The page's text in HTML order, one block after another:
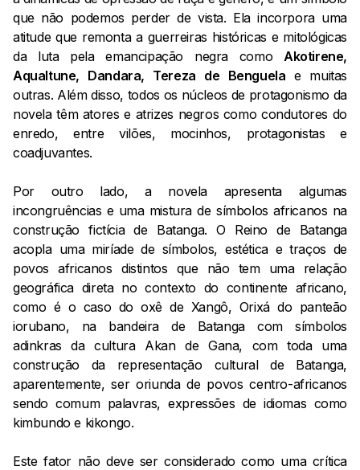
que não podemos perder de vista. Ela incorpora uma
atitude que remonta a guerreiras históricas e mitológicas
da luta pela emancipação negra como Akotirene,
Aqualtune, Dandara, Tereza de Benguela e muitas
outras. Além disso, todos os núcleos de protagonismo da
novela têm atores e atrizes negros como condutores do
enredo, entre vilões, mocinhos, protagonistas e
coadjuvantes.
Por outro lado, a novela apresenta algumas
incongruências e uma mistura de símbolos africanos na
construção fictícia de Batanga. O Reino de Batanga
acopla uma miríade de símbolos, estética e traços de
povos africanos distintos que não tem uma relação
geográfica direta no contexto do continente africano,
como é o caso do oxê de Xangô, Orixá do panteão
iorubano, na bandeira de Batanga com símbolos
adinkras da cultura Akan de Gana, com toda uma
construção da representação cultural de Batanga,
aparentemente, ser oriunda de povos centro-africanos
sendo comum palavras, expressões de idiomas como
kimbundo e kikongo.
Este fator não deve ser considerado como uma crítica